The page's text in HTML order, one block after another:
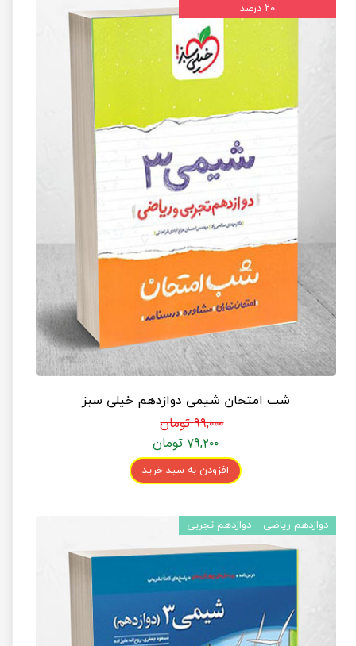
شب امتحان شیمی دوازدهم خیلی سبز
۹۹,۰۰۰ تومان
۷۹,۲۰۰ تومان
افزودن به سبد خرید
۲۰ درصد
دوازدهم ریاضی _ دوازدهم تجربی